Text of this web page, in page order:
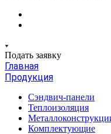
Подать заявку
Главная
Продукция
Сэндвич-панели
Теплоизоляция
Комплектующие